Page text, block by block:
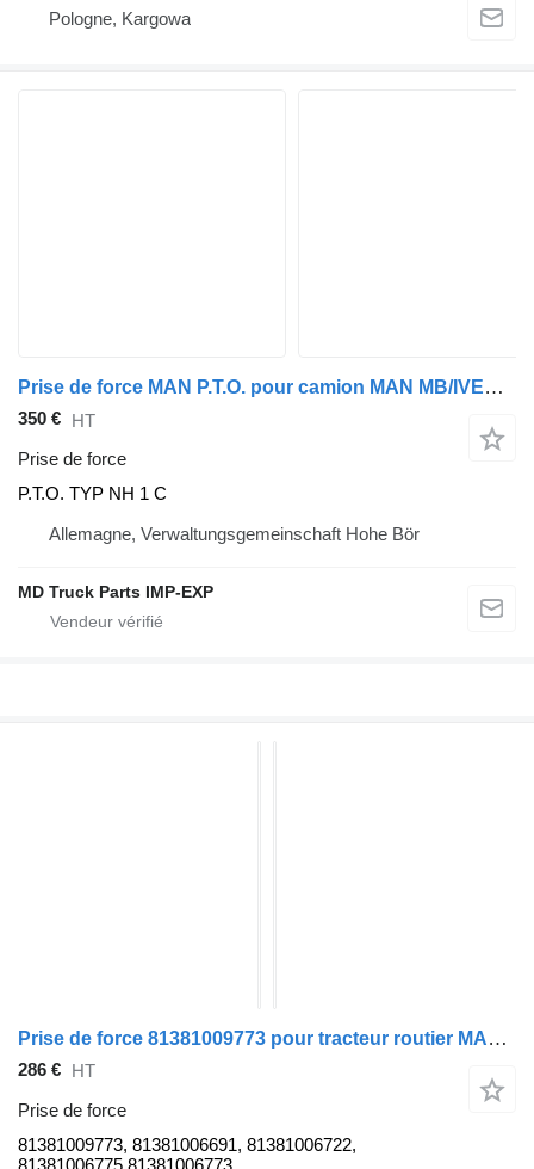
Pologne, Kargowa
Prise de force MAN P.T.O. pour camion MAN MB/IVECO/RENAULT/DAF/MB/VOLVO
350 € HT
Prise de force
P.T.O. TYP NH 1 C
Allemagne, Verwaltungsgemeinschaft Hohe Bör
MD Truck Parts IMP-EXP
Prise de force 81381009773 pour tracteur routier MAN TGX
286 € HT
Prise de force
81381009773, 81381006691, 81381006722,
81381006775 81381006773